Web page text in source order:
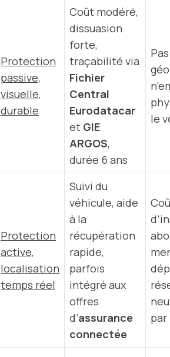
Protection
passive,
visuelle,
durable
Coût modéré,
dissuasion
forte,
traçabilité via
Fichier
Central
Eurodatacar
et GIE
ARGOS,
durée 6 ans
le
Protection
active,
localisation
temps réel
Suivi du
véhicule, aide
à la
récupération
rapide,
parfois
intégré aux
offres
d’assurance
connectée